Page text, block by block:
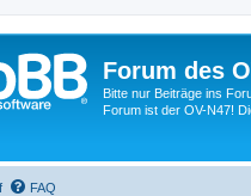
Forum des
Bitte nur Beiträge ins
Forum ist der OV-N47!
FAQ